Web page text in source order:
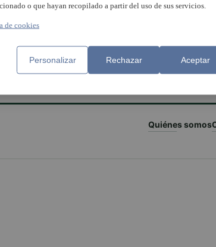
Quiénes somos
o que hayan recopilado a partir del uso de sus servicios.
de cookies
Personalizar Rechazar Aceptar